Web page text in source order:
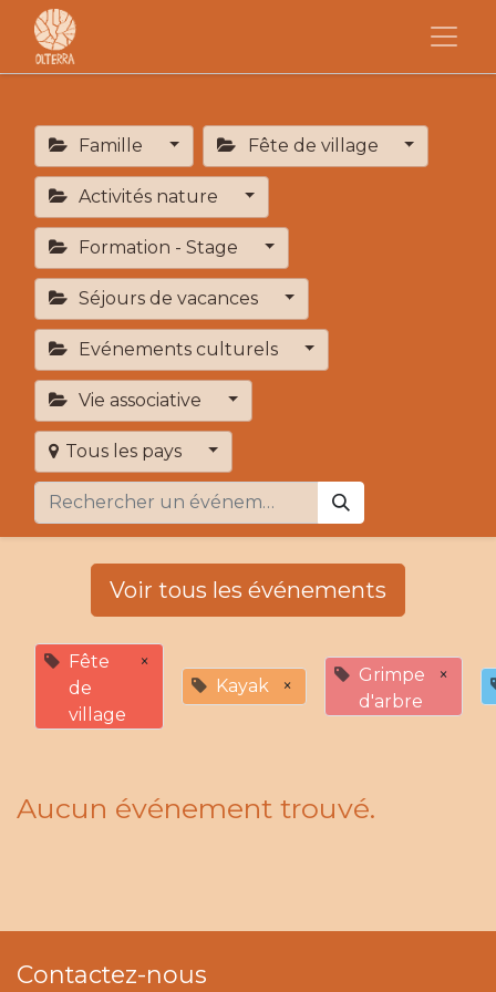
Famille Fête de village
Activités nature
Formation - Stage
Séjours de vacances
Evénements culturels
Vie associative
Tous les pays
Voir tous les événements
Fête
de
village
×
Kayak
×
Grimpe
d'arbre
×
Aucun événement trouvé.
Contactez-nous